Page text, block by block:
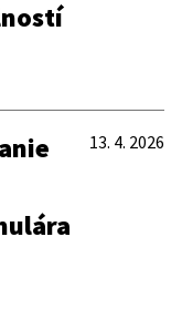
13. 4. 2026